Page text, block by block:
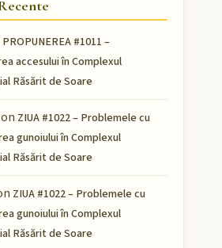
PROPUNEREA #1011 –
accesului în Complexul
Răsărit de Soare
on ZIUA #1022 – Problemele cu
gunoiului în Complexul
Răsărit de Soare
ZIUA #1022 – Problemele cu
gunoiului în Complexul
Răsărit de Soare